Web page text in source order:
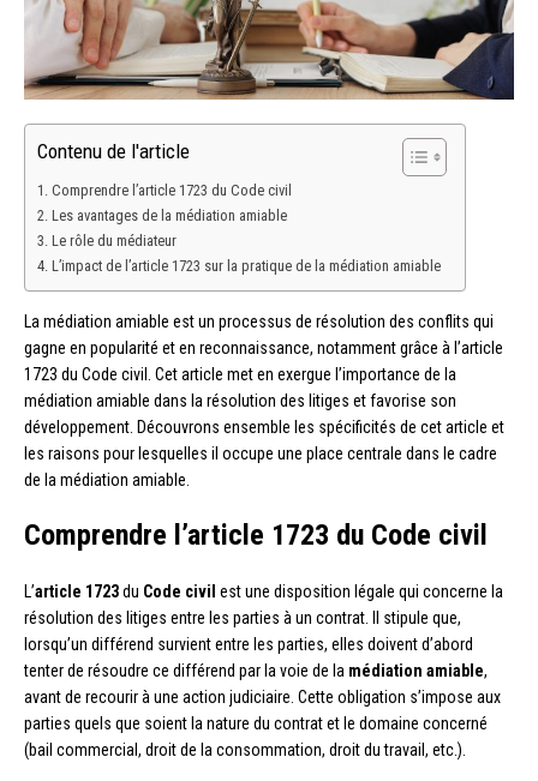
Contenu de l'article
Comprendre l’article 1723 du Code civil
Les avantages de la médiation amiable
Le rôle du médiateur
L’impact de l’article 1723 sur la pratique de la médiation amiable
La médiation amiable est un processus de résolution des conflits qui
gagne en popularité et en reconnaissance, notamment grâce à l’article
1723 du Code civil. Cet article met en exergue l’importance de la
médiation amiable dans la résolution des litiges et favorise son
développement. Découvrons ensemble les spécificités de cet article et
les raisons pour lesquelles il occupe une place centrale dans le cadre
de la médiation amiable.
Comprendre l’article 1723 du Code civil
L’article 1723du Code civil est une disposition légale qui concerne la
résolution des litiges entre les parties à un contrat. Il stipule que,
lorsqu’un différend survient entre les parties, elles doivent d’abord
tenter de résoudre ce différend par la voie de la médiation amiable,
avant de recourir à une action judiciaire. Cette obligation s’impose aux
parties quels que soient la nature du contrat et le domaine concerné
(bail commercial, droit de la consommation, droit du travail, etc.).